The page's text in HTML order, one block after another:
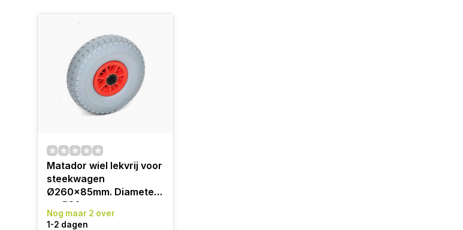
Matador wiel lekvrij voor
steekwagen
Ø260x85mm. Diameter
as Ø20mm
Nog maar 2 over
1-2 dagen